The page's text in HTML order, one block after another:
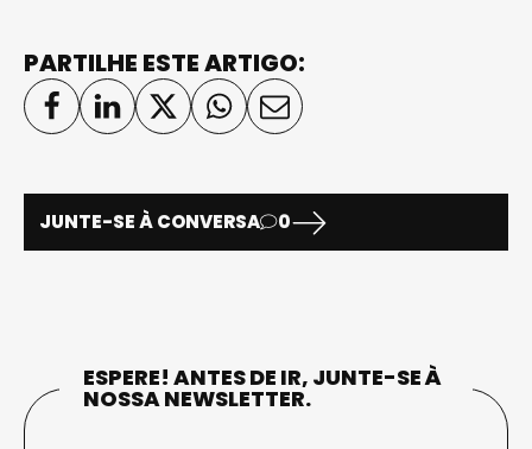
PARTILHE ESTE ARTIGO:
JUNTE-SE À CONVERSA 0
ESPERE! ANTES DE IR, JUNTE-SE À
NOSSA NEWSLETTER.